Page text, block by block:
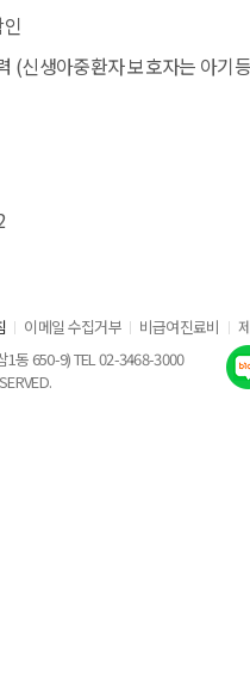
(신생아중환자 보호자는 아기
이메일 수집거부 비급여진료비
동 650-9) TEL 02-3468-3000